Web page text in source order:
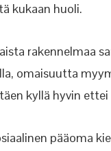
kukaan huoli.
rakennelmaa
omaisuutta
kyllä hyvin
pääoma